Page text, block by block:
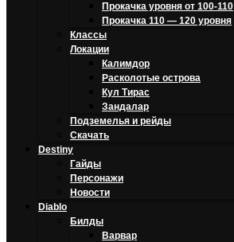
Прокачка уровня от 100-110
Прокачка 110 — 120 уровня
Классы
Локации
Калимдор
Расколотые острова
Кул Тирас
Зандалар
Подземелья и рейды
Скачать
Destiny
Гайды
Персонажи
Новости
Diablo
Билды
Варвар